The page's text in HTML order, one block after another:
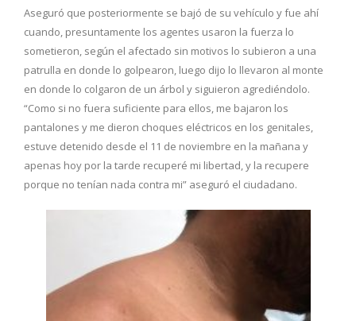
Aseguró que posteriormente se bajó de su vehículo y fue ahí
cuando, presuntamente los agentes usaron la fuerza lo
sometieron, según el afectado sin motivos lo subieron a una
patrulla en donde lo golpearon, luego dijo lo llevaron al monte
en donde lo colgaron de un árbol y siguieron agrediéndolo.
“Como si no fuera suficiente para ellos, me bajaron los
pantalones y me dieron choques eléctricos en los genitales,
estuve detenido desde el 11 de noviembre en la mañana y
apenas hoy por la tarde recuperé mi libertad, y la recupere
porque no tenían nada contra mi” aseguró el ciudadano.